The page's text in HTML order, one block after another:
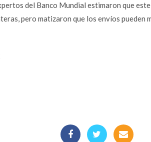
del Banco Mundial estimaron que
pero matizaron que los envíos pueden